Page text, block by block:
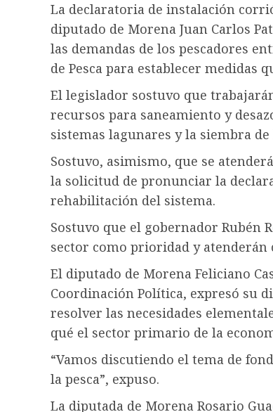
La declaratoria de instalación
diputado de Morena Juan Carlos
las demandas de los pescadores
de Pesca para establecer medidas
El legislador sostuvo que
recursos para saneamiento y
sistemas lagunares y la siembra
Sostuvo, asimismo, que se
la solicitud de pronunciar la
rehabilitación del sistema.
Sostuvo que el gobernador Rubén
sector como prioridad y atenderán
El diputado de Morena Feliciano
Coordinación Política, expresó su
resolver las necesidades
qué el sector primario de la
“Vamos discutiendo el tema de
la pesca”, expuso.
La diputada de Morena Rosario